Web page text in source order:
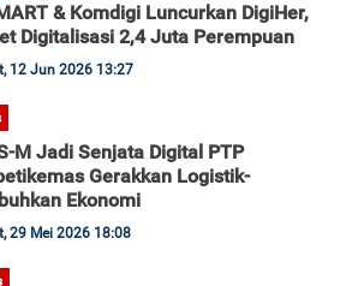
& Komdigi Luncurkan DigiHer,
Digitalisasi 2,4 Juta Perempuan
12 Jun 2026 13:27
M Jadi Senjata Digital PTP
Gerakkan Logistik-
Ekonomi
29 Mei 2026 18:08